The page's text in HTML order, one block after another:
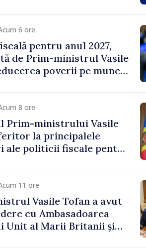
6 ore
pentru anul 2027,
de Prim-ministrul Vasile
poverii pe muncă,
8 ore
Prim-ministrului Vasile
la principalele
ale politicii fiscale pentru
11 ore
Vasile Tofan a avut
cu Ambasadoarea
Unit al Marii Britanii și